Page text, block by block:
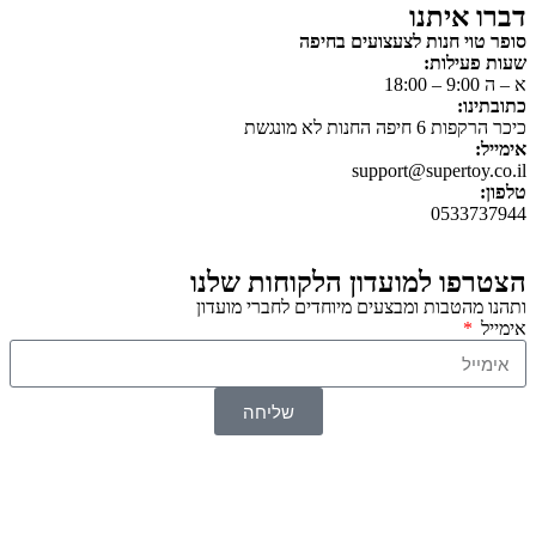
דברו איתנו
סופר טוי חנות לצעצועים בחיפה
שעות פעילות:
א – ה 9:00 – 18:00
כתובתינו:
כיכר הרקפות 6 חיפה החנות לא מונגשת
אימייל:
support@supertoy.co.il
טלפון:
0533737944
הצטרפו למועדון הלקוחות שלנו
ותהנו מהטבות ומבצעים מיוחדים לחברי מועדון
אימייל
שליחה